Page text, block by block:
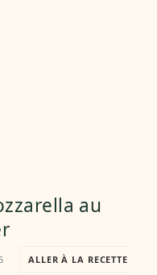
au
ALLER À LA RECETTE